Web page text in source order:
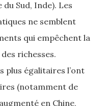
Sud, Inde). Les
ne semblent
qui empêchent la
richesses.
plus égalitaires l’ont
(notamment de
en Chine,